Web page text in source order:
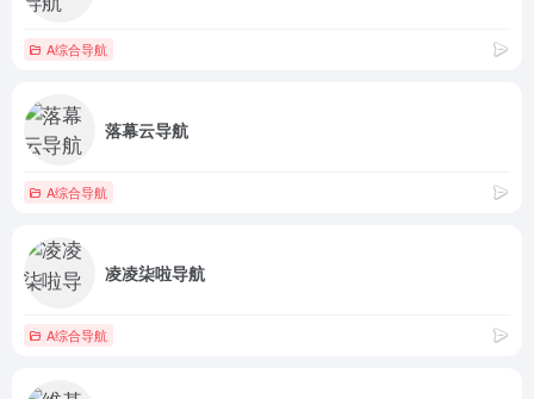
A综合导航
落幕云导航
A综合导航
凌凌柒啦导航
A综合导航